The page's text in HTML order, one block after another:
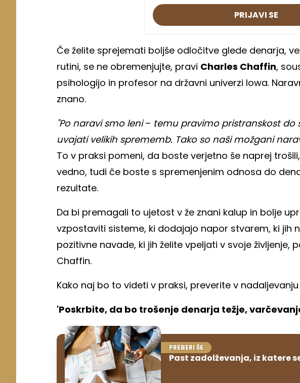
PRIJAVI SE
Če želite sprejemati boljše odločitve glede denarja,
rutini, se ne obremenjujte, pravi Charles Chaffin,
psihologijo in profesor na državni univerzi Iowa.
znano.
"Po naravi smo leni– temu pravimo pristranskost do
uvajati velikih sprememb. Tako so naši možgani
To v praksi pomeni, da boste verjetno še naprej
vedno, tudi če boste s spremenjenim odnosa do
rezultate.
Da bi premagali to ujetost v že znani kalup in bolje
vzpostaviti sisteme, ki dodajajo napor stvarem, ki jih
pozitivne navade, ki jih želite vpeljati v svoje življenje,
Chaffin.
Kako naj bo to videti v praksi, preverite v
'Poskrbite, da bo trošenje denarja težje,
PREBERI ŠE
Past zadolževanja, iz katere